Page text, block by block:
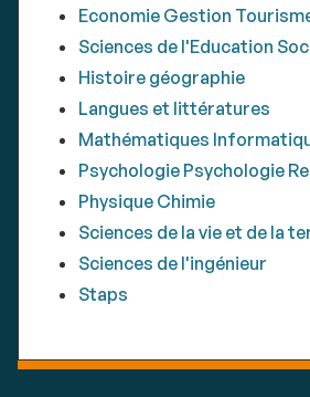
Economie Gestion
Sciences de l'Education
Histoire géographie
Langues et littératures
Mathématiques
Psychologie Psychologie
Physique Chimie
Sciences de la vie et de la
Sciences de l'ingénieur
Staps